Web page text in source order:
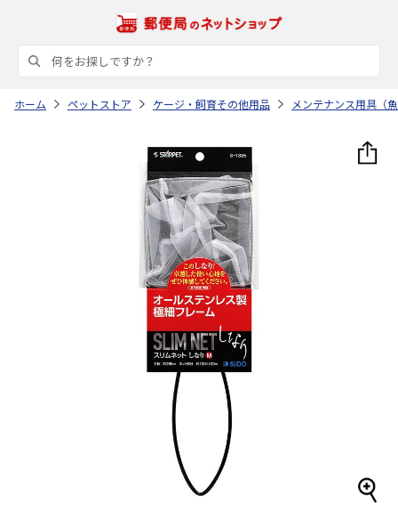
ホーム ペットストア ケージ・飼育その他用品 メンテナンス用具（